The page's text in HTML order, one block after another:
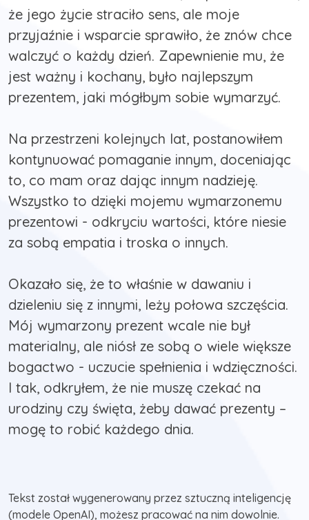
że jego życie straciło sens, ale moje
przyjaźnie i wsparcie sprawiło, że znów chce
walczyć o każdy dzień. Zapewnienie mu, że
jest ważny i kochany, było najlepszym
prezentem, jaki mógłbym sobie wymarzyć.
Na przestrzeni kolejnych lat, postanowiłem
kontynuować pomaganie innym, doceniając
to, co mam oraz dając innym nadzieję.
Wszystko to dzięki mojemu wymarzonemu
prezentowi - odkryciu wartości, które niesie
za sobą empatia i troska o innych.
Okazało się, że to właśnie w dawaniu i
dzieleniu się z innymi, leży połowa szczęścia.
Mój wymarzony prezent wcale nie był
materialny, ale niósł ze sobą o wiele większe
bogactwo - uczucie spełnienia i wdzięczności.
I tak, odkryłem, że nie muszę czekać na
urodziny czy święta, żeby dawać prezenty –
mogę to robić każdego dnia.
Tekst został wygenerowany przez sztuczną inteligencję
(modele OpenAI), możesz pracować na nim dowolnie.